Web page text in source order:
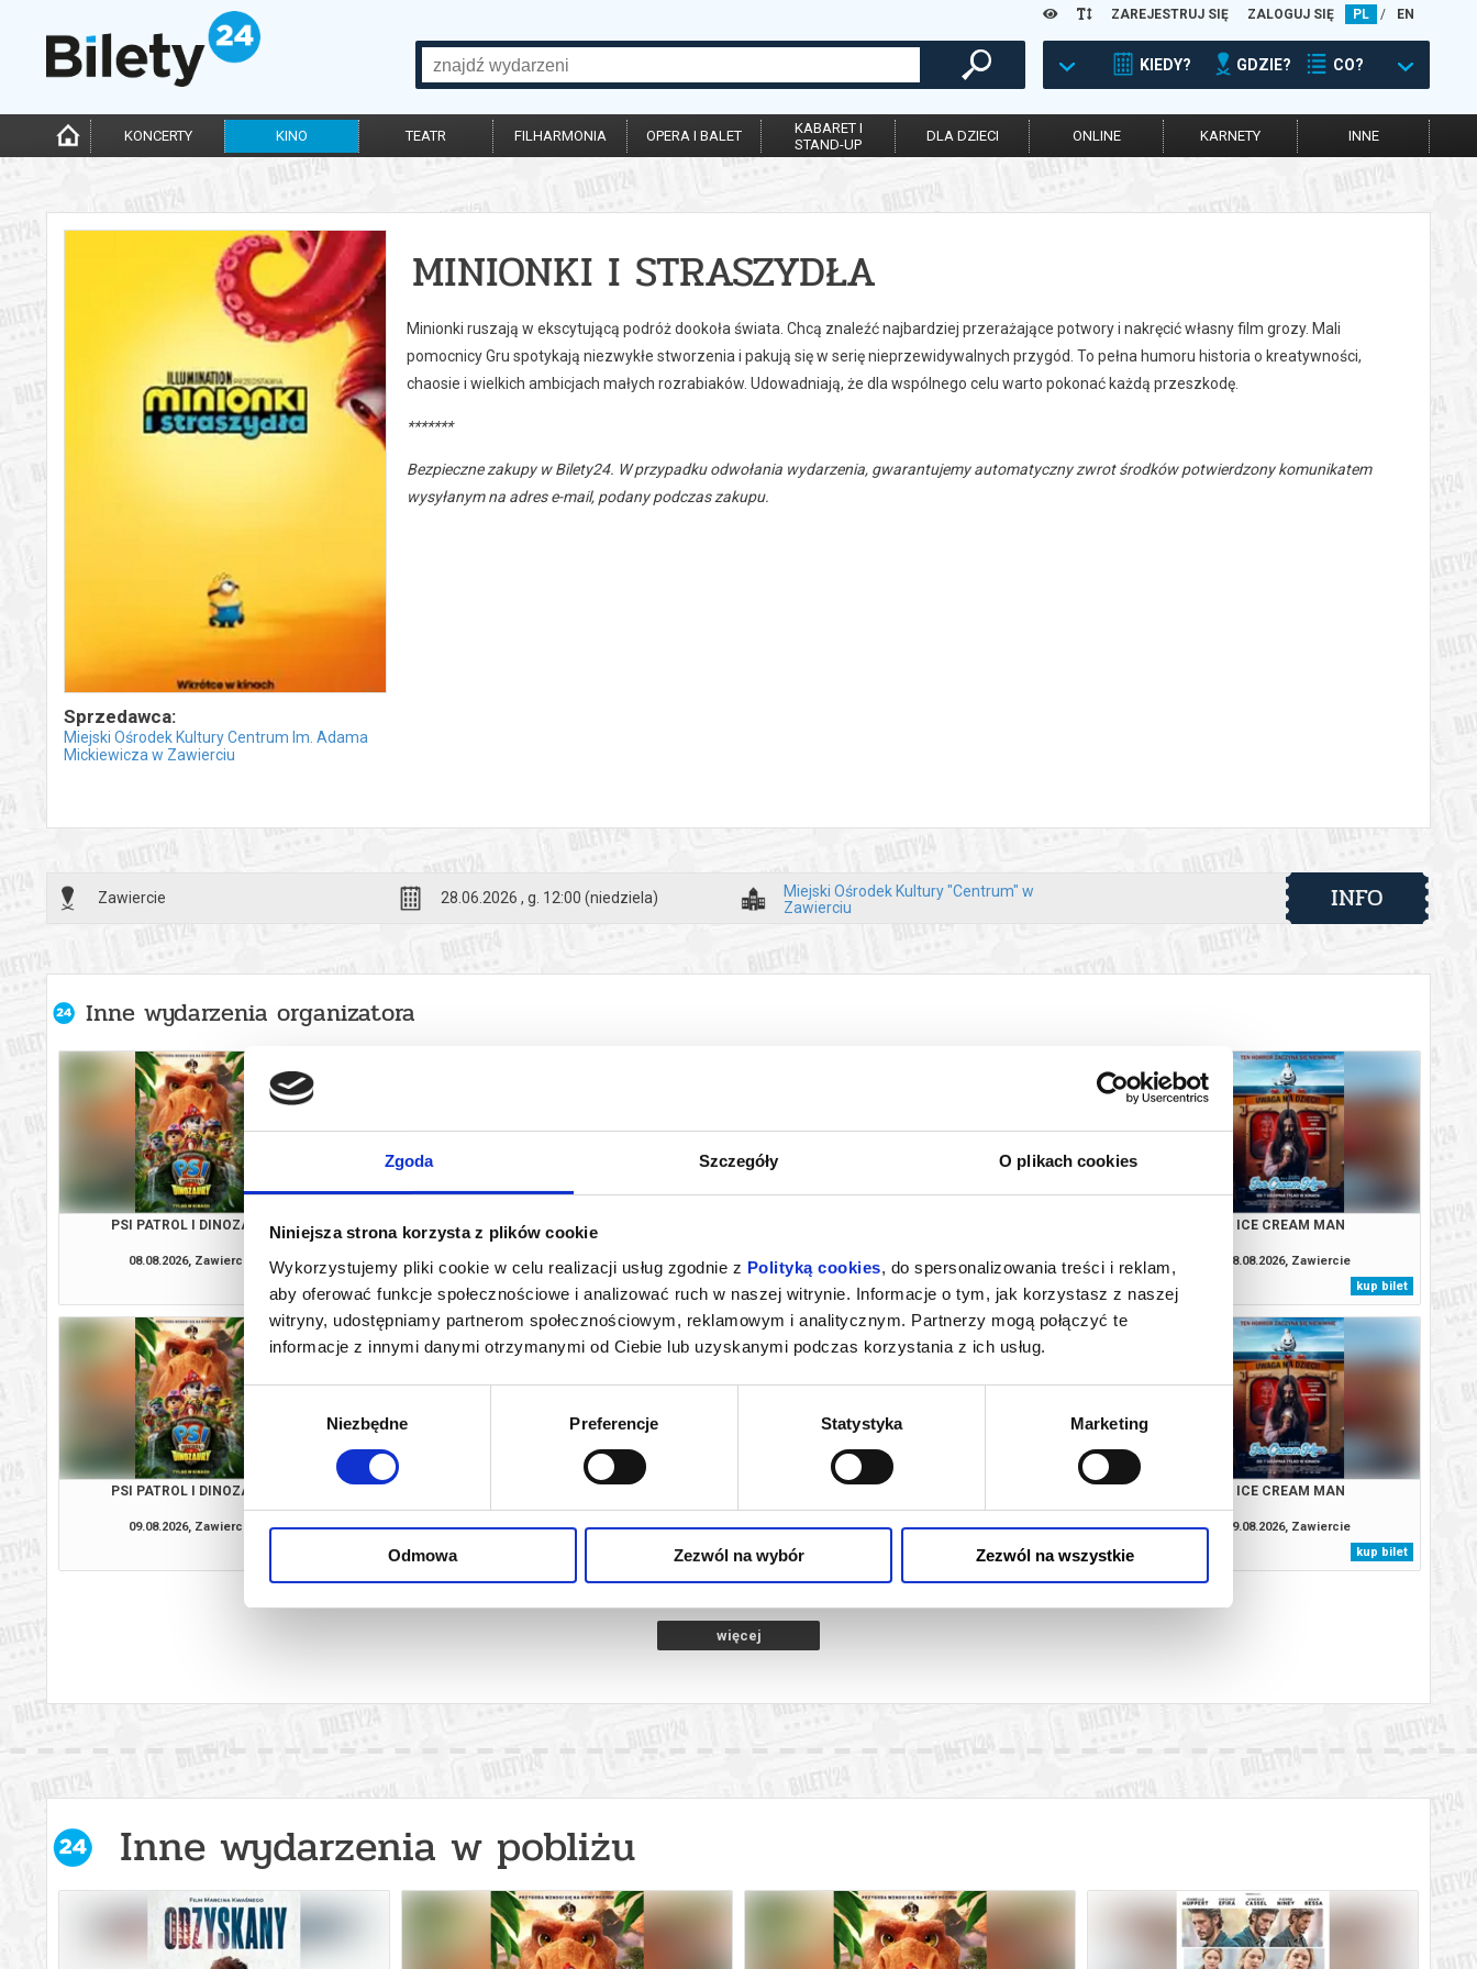
Zgoda Szczegóły O plikach cookies
Niniejsza strona korzysta z plików cookie
Wykorzystujemy pliki cookie w celu realizacji usług zgodnie z Polityką cookies, do spersonalizowania treści i reklam,
aby oferować funkcje społecznościowe i analizować ruch w naszej witrynie. Informacje o tym, jak korzystasz z naszej
witryny, udostępniamy partnerom społecznościowym, reklamowym i analitycznym. Partnerzy mogą połączyć te
informacje z innymi danymi otrzymanymi od Ciebie lub uzyskanymi podczas korzystania z ich usług.
Wybór
zgody
Niezbędne Preferencje Statystyka Marketing
Odmowa Zezwól na wybór Zezwól na wszystkie
ZAREJESTRUJ SIĘ ZALOGUJ SIĘ PL / EN
KIEDY? GDZIE? CO?
KONCERTY KINO TEATR FILHARMONIA OPERA I BALET
KABARET I
STAND-UP
DLA DZIECI ONLINE KARNETY INNE
Sprzedawca:
Miejski Ośrodek Kultury Centrum Im. Adama
Mickiewicza w Zawierciu
MINIONKI I STRASZYDŁA
Minionki ruszają w ekscytującą podróż dookoła świata. Chcą znaleźć najbardziej przerażające potwory i nakręcić własny film grozy. Mali
pomocnicy Gru spotykają niezwykłe stworzenia i pakują się w serię nieprzewidywalnych przygód. To pełna humoru historia o kreatywności,
chaosie i wielkich ambicjach małych rozrabiaków. Udowadniają, że dla wspólnego celu warto pokonać każdą przeszkodę.
*******
Bezpieczne zakupy w Bilety24. W przypadku odwołania wydarzenia, gwarantujemy automatyczny zwrot środków potwierdzony komunikatem
wysyłanym na adres e-mail, podany podczas zakupu.
Zawiercie 28.06.2026 , g. 12:00 (niedziela)
Miejski Ośrodek Kultury "Centrum" w
Zawierciu
INFO
Inne wydarzenia organizatora
PSI PATROL I DINOZAURY
08.08.2026, Zawiercie
kup bilet
VAIANA
08.08.2026, Zawiercie
kup bilet
08.08.2026, Zawiercie
kup bilet
08.08.2026, Zawiercie
ICE CREAM MAN
08.08.2026, Zawiercie
kup bilet
PSI PATROL I DINOZAURY
09.08.2026, Zawiercie
09.08.2026, Zawiercie
2D DUBBING
09.08.2026, Zawiercie
2D DUBBING
09.08.2026, Zawiercie
kup bilet
ICE CREAM MAN
09.08.2026, Zawiercie
kup bilet
więcej
Inne wydarzenia w pobliżu